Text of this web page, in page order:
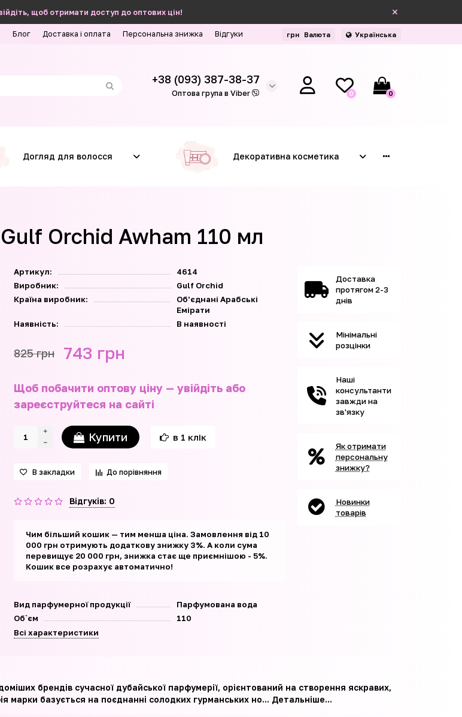
щоб отримати доступ до оптових цін!
Блог Доставка і оплата Персональна знижка Відгуки грн Валюта Українська
+38 (093) 387-38-37
Оптова група в Viber 0 0
Догляд для волосся Декоративна косметика
Orchid Awham 110 мл
Артикул:
4614
Виробник:
Gulf Orchid
Країна виробник:
Об'єднані Арабські
Емірати
Наявність:
В наявності
825 грн 743 грн
Щоб побачити оптову ціну — увійдіть або
зареєструйтеся на сайті
Купити в 1 клік
В закладки До порівняння
Відгуків: 0
Чим більший кошик — тим менша ціна. Замовлення від 10
000 грн отримують додаткову знижку 3%. А коли сума
перевищує 20 000 грн, знижка стає ще приємнішою - 5%.
Кошик все розрахує автоматично!
Вид парфумерної продукції
Парфумована вода
Об`єм
110
Всі характеристики
Доставка
протягом 2-3
днів
Мінімальні
розцінки
Наші
консультанти
завжди на
зв'язку
Як отримати
персональну
знижку?
Новинки
товарів
брендів сучасної дубайської парфумерії, орієнтований на створення яскравих,
марки базується на поєднанні солодких гурманських но... Детальніше...